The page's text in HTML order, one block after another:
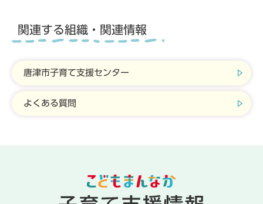
関連する組織・関連情報
唐津市子育て支援センター
よくある質問